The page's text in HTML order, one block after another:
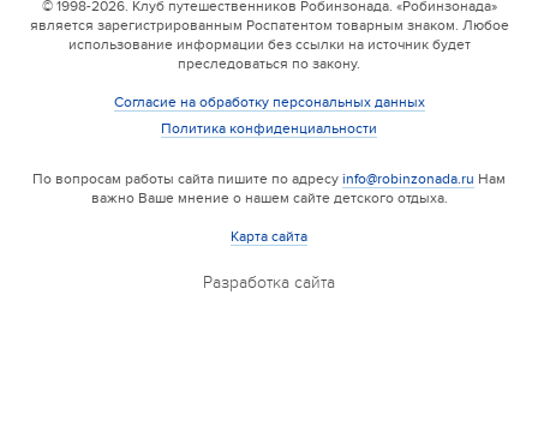
Валдайская Робинзонада. Классик (домики)
17 августа 2026
© 1998-2026. Клуб путешественников Робинзонада. «Робинзонада»
является зарегистрированным Роспатентом товарным знаком. Любое
использование информации без ссылки на источник будет
преследоваться по закону.
Согласие на обработку персональных данных
Политика конфиденциальности
По вопросам работы сайта пишите по адресу info@robinzonada.ru Нам
важно Ваше мнение о нашем сайте детского отдыха.
Карта сайта
Разработка сайта